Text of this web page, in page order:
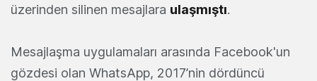
üzerinden silinen mesajlara ulaşmıştı.
Mesajlaşma uygulamaları arasında Facebook'un
gözdesi olan WhatsApp, 2017’nin dördüncü